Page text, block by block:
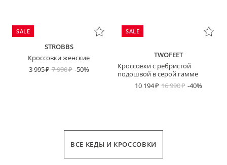
SALE
STROBBS
Кроссовки женские
3 995
7 990 -50%
SALE
TWOFEET
Кроссовки с ребристой
подошвой в серой гамме
10 194
16 990 -40%
ВСЕ КЕДЫ И КРОССОВКИ